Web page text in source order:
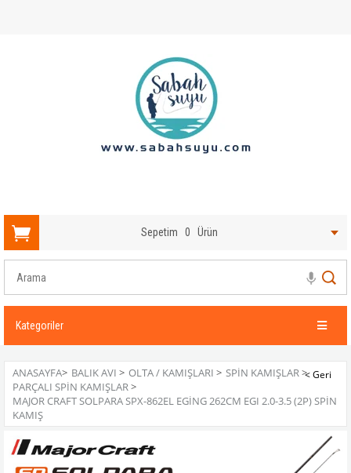
Sepetim 0 Ürün
Kategoriler
ANASAYFA> BALIK AVI > OLTA / KAMIŞLARI > SPIN KAMIŞLAR>
PARÇALI SPIN KAMIŞLAR>
MAJOR CRAFT SOLPARA SPX-862EL EGING 262CM EGI 2.0-3.5 (2P) SPIN
KAMIŞ